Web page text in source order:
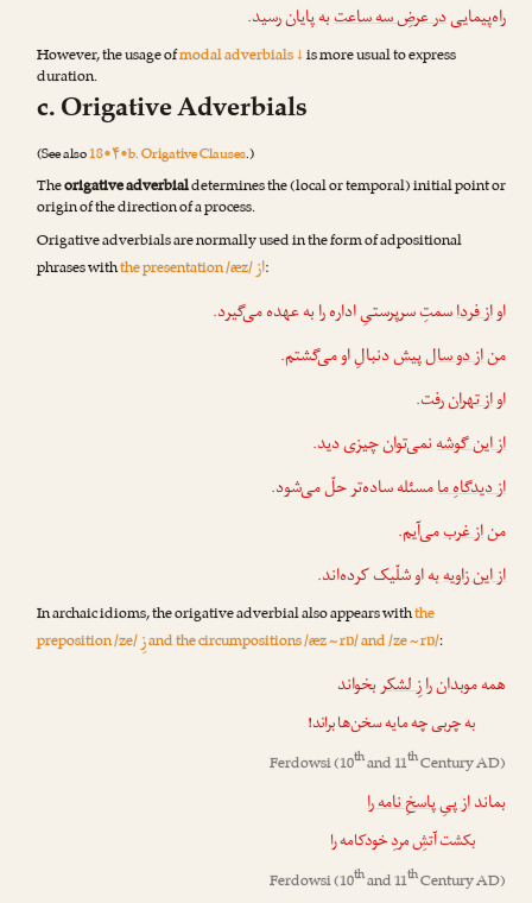
راه‌پیماییدر عرضِ سه ساعتبه پایان رسید.
However, the usage ofmodal adverbials ↓is more usual to express
duration.
c. Origative Adverbials
(See also18•۴•b. Origative Clauses.)
Theorigative adverbialdetermines the (local or temporal) initial point or
origin of the direction of a process.
Origative adverbials are normally used in the form of adpositional
phrases withthe presentation /æz/از:
اواز فرداسمتِ سرپرستیِ اداره را به عهده می‌گیرد.
مناز دو سال پیشدنبالِ او می‌گشتم.
اواز تهرانرفت.
از این گوشهنمی‌توان چیزی دید.
از دیدگاهِ مامسئله ساده‌تر حلّ می‌شود.
مناز غربمی‌آیم.
از این زاویهبه او شلّیک کرده‌اند.
In archaic idioms, the origative adverbial also appears withthe
preposition /ze/زِand the circumpositions /æz ~ rɒ/ and /ze ~ rɒ/:
همه موبدان رازِ لشکربخواند
به چربی چه مایه سخن‌ها براند!
Ferdowsi(10thand 11thCentury AD)
بمانداز پیِ پاسخِ نامه را
بکشت آتشِ مردِ خودکامه را
Ferdowsi(10thand 11thCentury AD)